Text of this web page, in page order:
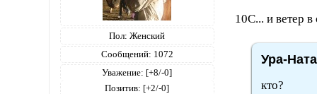
Пол: Женский
Сообщений: 1072
Уважение: [+8/-0]
Позитив: [+2/-0]
10С... и ветер
Ура-
кто?